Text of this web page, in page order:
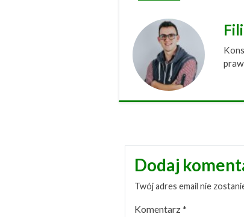
Dodaj
Twój adres email nie
Komentarz*